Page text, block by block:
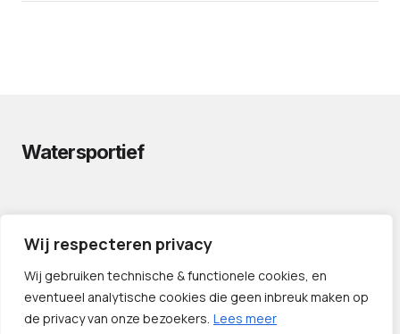
Wij respecteren privacy
Wij gebruiken technische & functionele cookies, en
eventueel analytische cookies die geen inbreuk maken op
de privacy van onze bezoekers. Lees meer
Watersportief
CONTACT